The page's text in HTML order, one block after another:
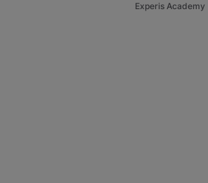
Experis Academy